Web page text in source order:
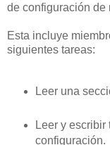
de configuración de
Esta incluye
siguientes tareas:
Leer una
Leer y
configuración.